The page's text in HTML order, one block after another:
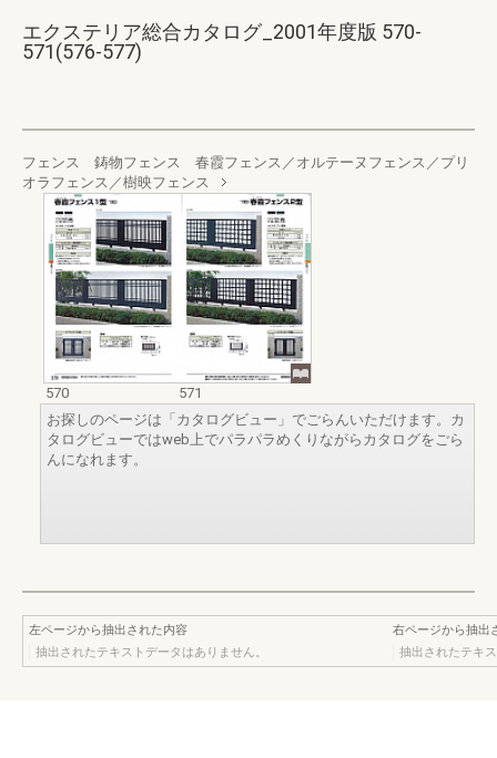
エクステリア総合カタログ_2001年度版 570-
571(576-577)
フェンス 鋳物フェンス 春霞フェンス／オルテーヌフェンス／プリ
オラフェンス／樹映フェンス
570
571
お探しのページは「カタログビュー」でごらんいただけます。カ
タログビューではweb上でパラパラめくりながらカタログをごら
んになれます。
左ページから抽出された内容
抽出されたテキストデータはありません。
右ページから抽出
抽出されたテキ